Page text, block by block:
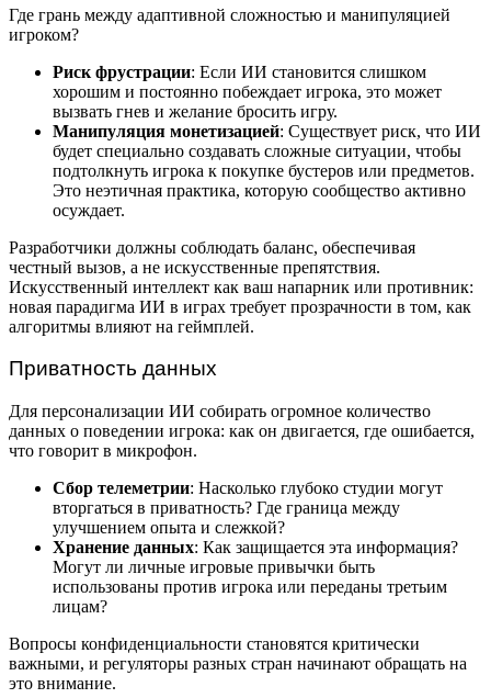
Где грань между адаптивной сложностью и манипуляцией
игроком?
Риск фрустрации: Если ИИ становится слишком
хорошим и постоянно побеждает игрока, это может
вызвать гнев и желание бросить игру.
Манипуляция монетизацией: Существует риск, что ИИ
будет специально создавать сложные ситуации, чтобы
подтолкнуть игрока к покупке бустеров или предметов.
Это неэтичная практика, которую сообщество активно
осуждает.
Разработчики должны соблюдать баланс, обеспечивая
честный вызов, а не искусственные препятствия.
Искусственный интеллект как ваш напарник или противник:
новая парадигма ИИ в играх требует прозрачности в том, как
алгоритмы влияют на геймплей.
Приватность данных
Для персонализации ИИ собирать огромное количество
данных о поведении игрока: как он двигается, где ошибается,
что говорит в микрофон.
Сбор телеметрии: Насколько глубоко студии могут
вторгаться в приватность? Где граница между
улучшением опыта и слежкой?
Хранение данных: Как защищается эта информация?
Могут ли личные игровые привычки быть
использованы против игрока или переданы третьим
лицам?
Вопросы конфиденциальности становятся критически
важными, и регуляторы разных стран начинают обращать на
это внимание.